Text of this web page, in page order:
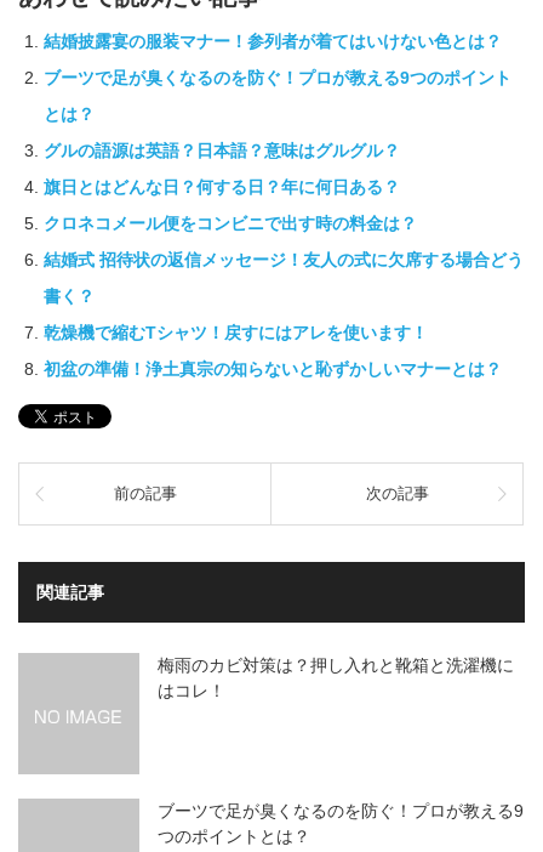
結婚披露宴の服装マナー！参列者が着てはいけない色とは？
ブーツで足が臭くなるのを防ぐ！プロが教える9つのポイント
とは？
グルの語源は英語？日本語？意味はグルグル？
旗日とはどんな日？何する日？年に何日ある？
クロネコメール便をコンビニで出す時の料金は？
結婚式 招待状の返信メッセージ！友人の式に欠席する場合どう
書く？
乾燥機で縮むTシャツ！戻すにはアレを使います！
初盆の準備！浄土真宗の知らないと恥ずかしいマナーとは？
前の記事 次の記事
関連記事
梅雨のカビ対策は？押し入れと靴箱と洗濯機に
はコレ！
ブーツで足が臭くなるのを防ぐ！プロが教える9
つのポイントとは？